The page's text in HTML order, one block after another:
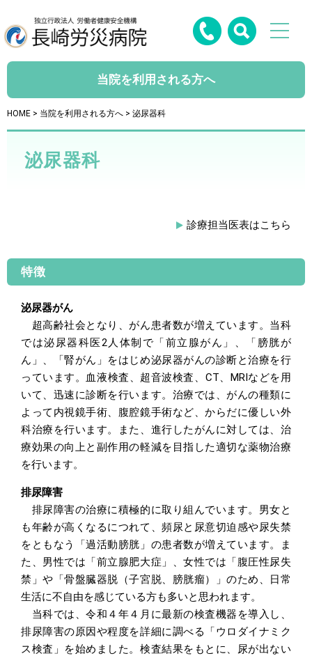
当院を利用される方へ
HOME > 当院を利用される方へ > 泌尿器科
泌尿器科
診療担当医表はこちら
特徴
泌尿器がん
超高齢社会となり、がん患者数が増えています。当科
では泌尿器科医2人体制で「前立腺がん」、「膀胱が
ん」、「腎がん」をはじめ泌尿器がんの診断と治療を行
っています。血液検査、超音波検査、CT、MRIなどを用
いて、迅速に診断を行います。治療では、がんの種類に
よって内視鏡手術、腹腔鏡手術など、からだに優しい外
科治療を行います。また、進行したがんに対しては、治
療効果の向上と副作用の軽減を目指した適切な薬物治療
を行います。
排尿障害
排尿障害の治療に積極的に取り組んでいます。男女と
も年齢が高くなるにつれて、頻尿と尿意切迫感や尿失禁
をともなう「過活動膀胱」の患者数が増えています。ま
た、男性では「前立腺肥大症」、女性では「腹圧性尿失
禁」や「骨盤臓器脱（子宮脱、膀胱瘤）」のため、日常
生活に不自由を感じている方も多いと思われます。
当科では、令和４年４月に最新の検査機器を導入し、
排尿障害の原因や程度を詳細に調べる「ウロダイナミク
ス検査」を始めました。検査結果をもとに、尿が出ない